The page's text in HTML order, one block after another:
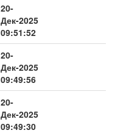
20-
Дек-2025
09:51:52
20-
Дек-2025
09:49:56
20-
Дек-2025
09:49:30